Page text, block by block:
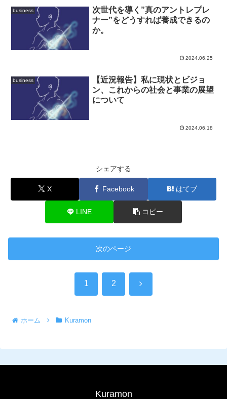
business
次世代を導く”真のアントレプレ
ナー”をどうすれば養成できるの
か。
2024.06.25
business
【近況報告】私に現状とビジョ
ン、これからの社会と事業の展望
について
2024.06.18
シェアする
X Facebook はてブ
LINE コピー
次のページ
1 2 次
ホーム Kuramon
Kuramon